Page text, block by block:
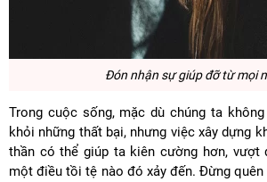
Đón nhận sự giúp đỡ từ mọi
Trong cuộc sống, mặc dù chúng ta
khỏi những thất bại, nhưng việc xây dựng
thần có thể giúp ta kiên cường hơn, vượt
một điều tồi tệ nào đó xảy đến. Đừng